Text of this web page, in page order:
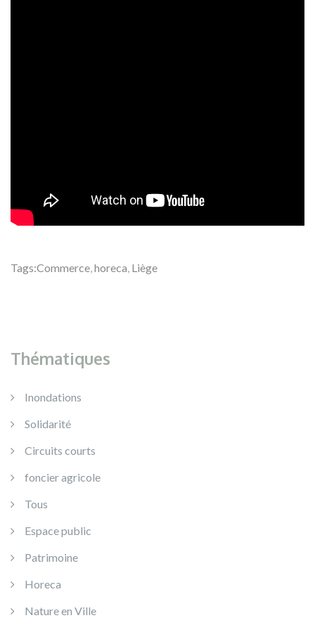
Tags:Commerce,horeca, Liège
Thématiques
Inondations
Solidarité
Circuits courts
foncier agricole
Tous
Espace public
Patrimoine
Horeca
Nature en Ville